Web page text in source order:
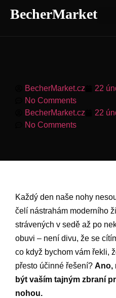
BecherMarket
BecherMarket.cz 22
No Comments
BecherMarket.cz
22
No Comments
Každý den naše nohy
čelí nástrahám moderního
strávených v sedě až po
obuvi – není divu, že se
co když bychom vám řekli,
přesto účinné řešení? Ano,
být vaším tajným zbraní
nohou.